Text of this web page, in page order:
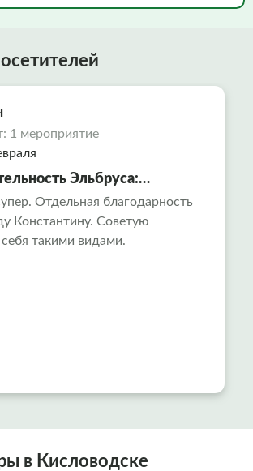
1 мероприятие
Эльбруса:
в сердце Кавказа
Отдельная благодарность
Константину. Советую
такими видами.
в Кисловодске